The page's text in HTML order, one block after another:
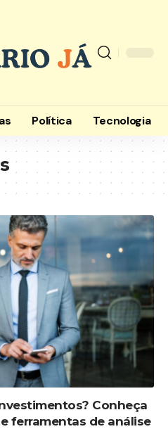
Política Tecnologia
Conheça
ferramentas de análise